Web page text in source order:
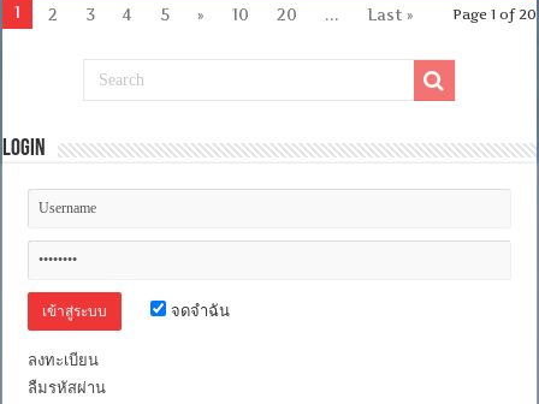
Way
Home
รัก
สี่
ไมล์
ไทย
อังกฤษ]
Page 1 of 20
1 2 3 4 5 » 10 20 ... Last »
Login
จดจำฉัน
ลงทะเบียน
ลืมรหัสผ่าน